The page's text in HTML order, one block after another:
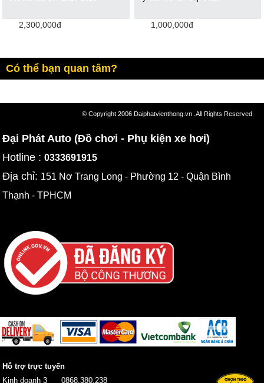
2,300,000đ 1,000,000đ
Có thể bạn quan tâm?
© Copyright 2006 Daiphatvienthong.vn .All Rights Reserved
Đại Phát Auto (Đồ chơi - Phụ kiện xe hơi)
Hotline :0333691915
Địa chỉ: 151 Nơ Trang Long - Phường 12 - Quận Bình
Thạnh - TPHCM
Hỗ trợ trực tuyến
Kinh doanh 3
0868.380.238